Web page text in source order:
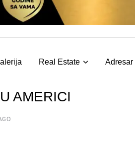
Real Estate Adresar
AMERICI